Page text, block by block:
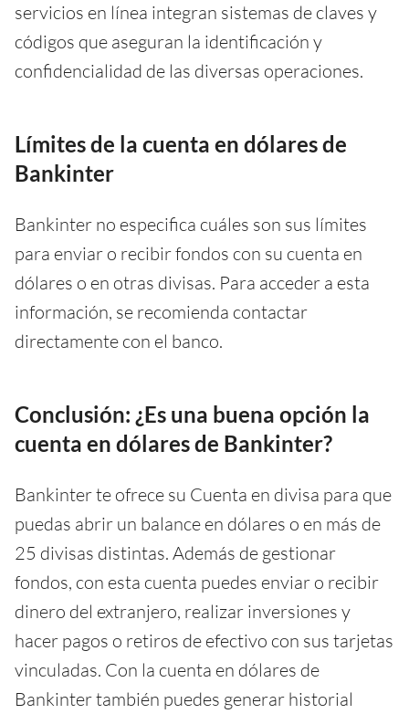
servicios en línea integran sistemas de claves y
códigos que aseguran la identificación y
confidencialidad de las diversas operaciones.
Límites de la cuenta en dólares de
Bankinter
Bankinter no especifica cuáles son sus límites
para enviar o recibir fondos con su cuenta en
dólares o en otras divisas. Para acceder a esta
información, se recomienda contactar
directamente con el banco.
Conclusión: ¿Es una buena opción la
cuenta en dólares de Bankinter?
Bankinter te ofrece su Cuenta en divisa para que
puedas abrir un balance en dólares o en más de
25 divisas distintas. Además de gestionar
fondos, con esta cuenta puedes enviar o recibir
dinero del extranjero, realizar inversiones y
hacer pagos o retiros de efectivo con sus tarjetas
vinculadas. Con la cuenta en dólares de
Bankinter también puedes generar historial